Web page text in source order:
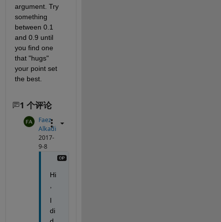
argument. Try
something
between 0.1
and 0.9 until
you find one
that "hugs"
your point set
the best.
1 个评论
Faez
Alkadi
2017-
9-8
Hi
I
di